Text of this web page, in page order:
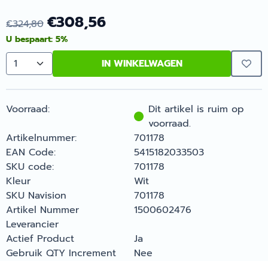
€324,80 €308,56
U bespaart: 5%
Aantal IN WINKELWAGEN
Voorraad:
Dit artikel is ruim op
voorraad.
Artikelnummer:
701178
EAN Code:
5415182033503
SKU code:
701178
Kleur
Wit
SKU Navision
701178
Artikel Nummer
Leverancier
1500602476
Actief Product
Ja
Gebruik QTY Increment
Nee